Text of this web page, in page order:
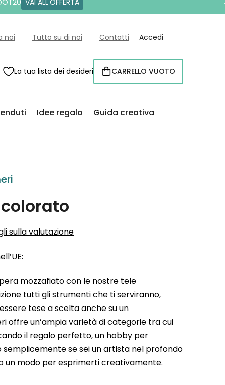
VAI ALL'OFFERTA
noi Tutto su di noi Contatti Accedi
La tua lista dei desideri CARRELLO
CARRELLO VUOTO
Idee regalo Guida creativa
sulla valutazione
mozzafiato con le nostre tele
tutti gli strumenti che ti serviranno,
tese a scelta anche su un
offre un’ampia varietà di categorie tra cui
il regalo perfetto, un hobby per
se sei un artista nel profondo
un modo per esprimerti creativamente.